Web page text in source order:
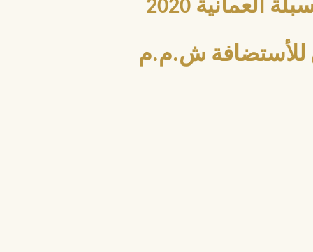
2020
للأستضافة ش.م.م